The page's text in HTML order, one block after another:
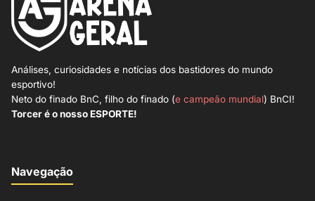
Análises, curiosidades e notícias dos bastidores do mundo
esportivo!
Neto do finado BnC, filho do finado (e campeão mundial) BnCI!
Torcer é o nosso ESPORTE!
Navegação